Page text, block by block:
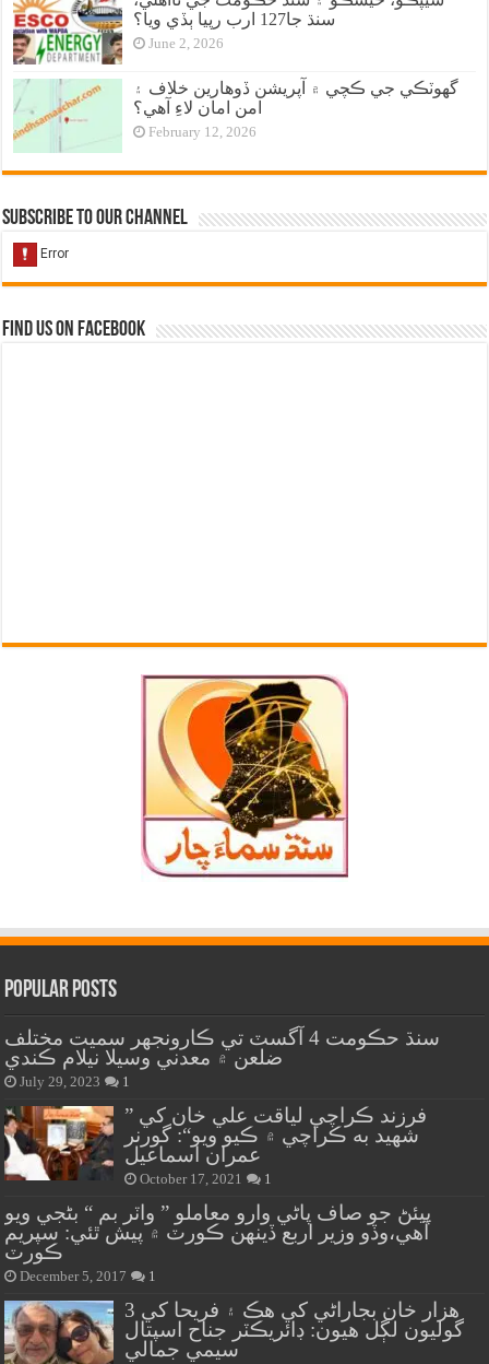
سنڌ جا127 ارب رپيا ٻڏي ويا؟
June 2, 2026
گهوٽڪي جي ڪچي ۾ آپريشن ڏوهارين خلاف ۽
امن امان لاءِ آهي؟
February 12, 2026
Subscribe to our Channel
Find us on Facebook
Popular Posts
سنڌ حڪومت 4 آگسٽ تي ڪارونجهر سميت مختلف
ضلعن ۾ معدني وسيلا نيلام ڪندي
July 29, 2023 1
” فرزند ڪراچي لياقت علي خان کي
شهيد به ڪراچي ۾ ڪيو ويو“: گورنر
عمران اسماعيل
October 17, 2021 1
پيئڻ جو صاف پاڻي وارو معاملو ” واٽر بم “ بڻجي ويو
آهي،وڏو وزير اربع ڏينهن ڪورٽ ۾ پيش ٿئي: سپريم
ڪورٽ
December 5, 2017 1
هزار خان بجاراڻي کي هڪ ۽ فريحا کي 3
گوليون لڳل هيون: ڊائريڪٽر جناح اسپتال
سيمي جمالي